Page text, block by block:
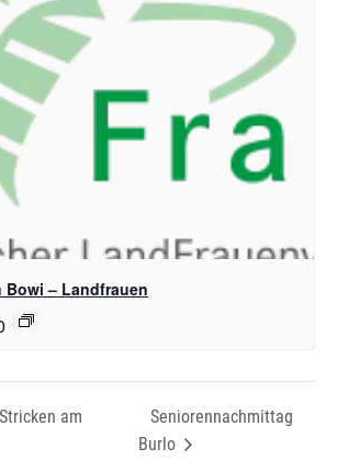
– Landfrauen
am
Seniorennachmittag
Burlo